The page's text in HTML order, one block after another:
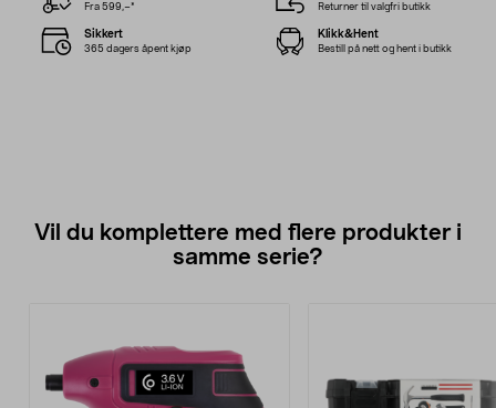
Fra 599,–* Returner til valgfri butikk
Sikkert
365 dagers åpent kjøp
Klikk&Hent
Bestill på nett og hent i butikk
Vil du komplettere med flere produkter i
samme serie?